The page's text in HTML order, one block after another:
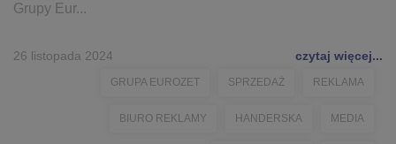
Grupy Eur...
26 listopada 2024 czytaj więcej...
GRUPA EUROZET SPRZEDAŻ REKLAMA
BIURO REKLAMY HANDERSKA MEDIA